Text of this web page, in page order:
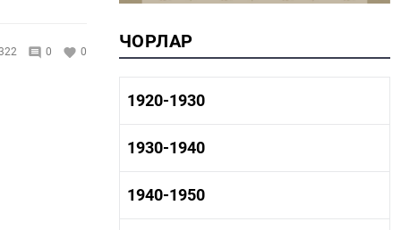
0 0
ЧОРЛАР
1920-1930
1920-1930 тарих
1920-1930 мәдәният
1930-1940
1930-1940 тарих
1930-1940 мәдәният
1940-1950